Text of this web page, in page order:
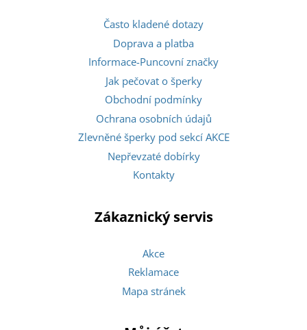
Často kladené dotazy
Doprava a platba
Informace-Puncovní značky
Jak pečovat o šperky
Obchodní podmínky
Ochrana osobních údajů
Zlevněné šperky pod sekcí AKCE
Nepřevzaté dobírky
Kontakty
Zákaznický servis
Akce
Reklamace
Mapa stránek